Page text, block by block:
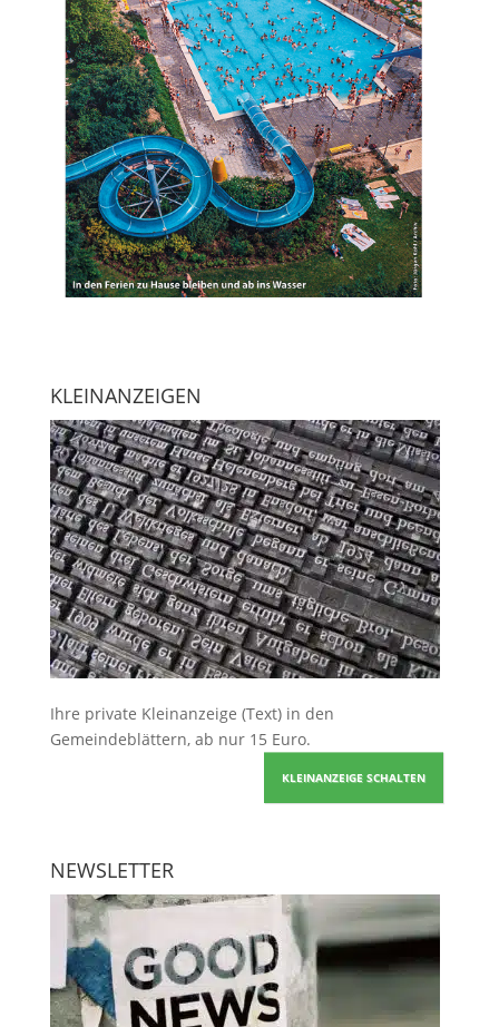
KLEINANZEIGEN
Ihre private Kleinanzeige (Text) in den
Gemeindeblättern, ab nur 15 Euro.
KLEINANZEIGE SCHALTEN
NEWSLETTER